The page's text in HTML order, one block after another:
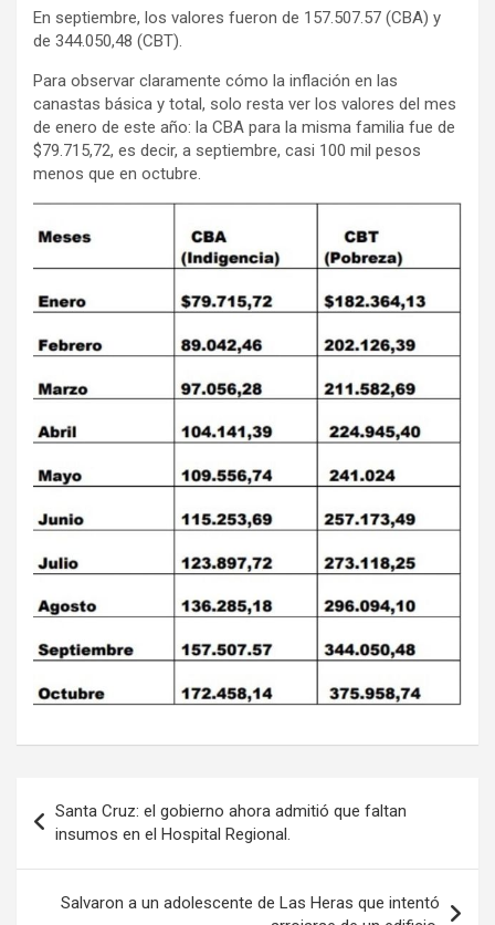
En septiembre, los valores fueron de 157.507.57 (CBA) y
de 344.050,48 (CBT).
Para observar claramente cómo la inflación en las
canastas básica y total, solo resta ver los valores del mes
de enero de este año: la CBA para la misma familia fue de
$79.715,72, es decir, a septiembre, casi 100 mil pesos
menos que en octubre.
de
entradas
Santa Cruz: el gobierno ahora admitió que faltan
insumos en el Hospital Regional.
Salvaron a un adolescente de Las Heras que intentó